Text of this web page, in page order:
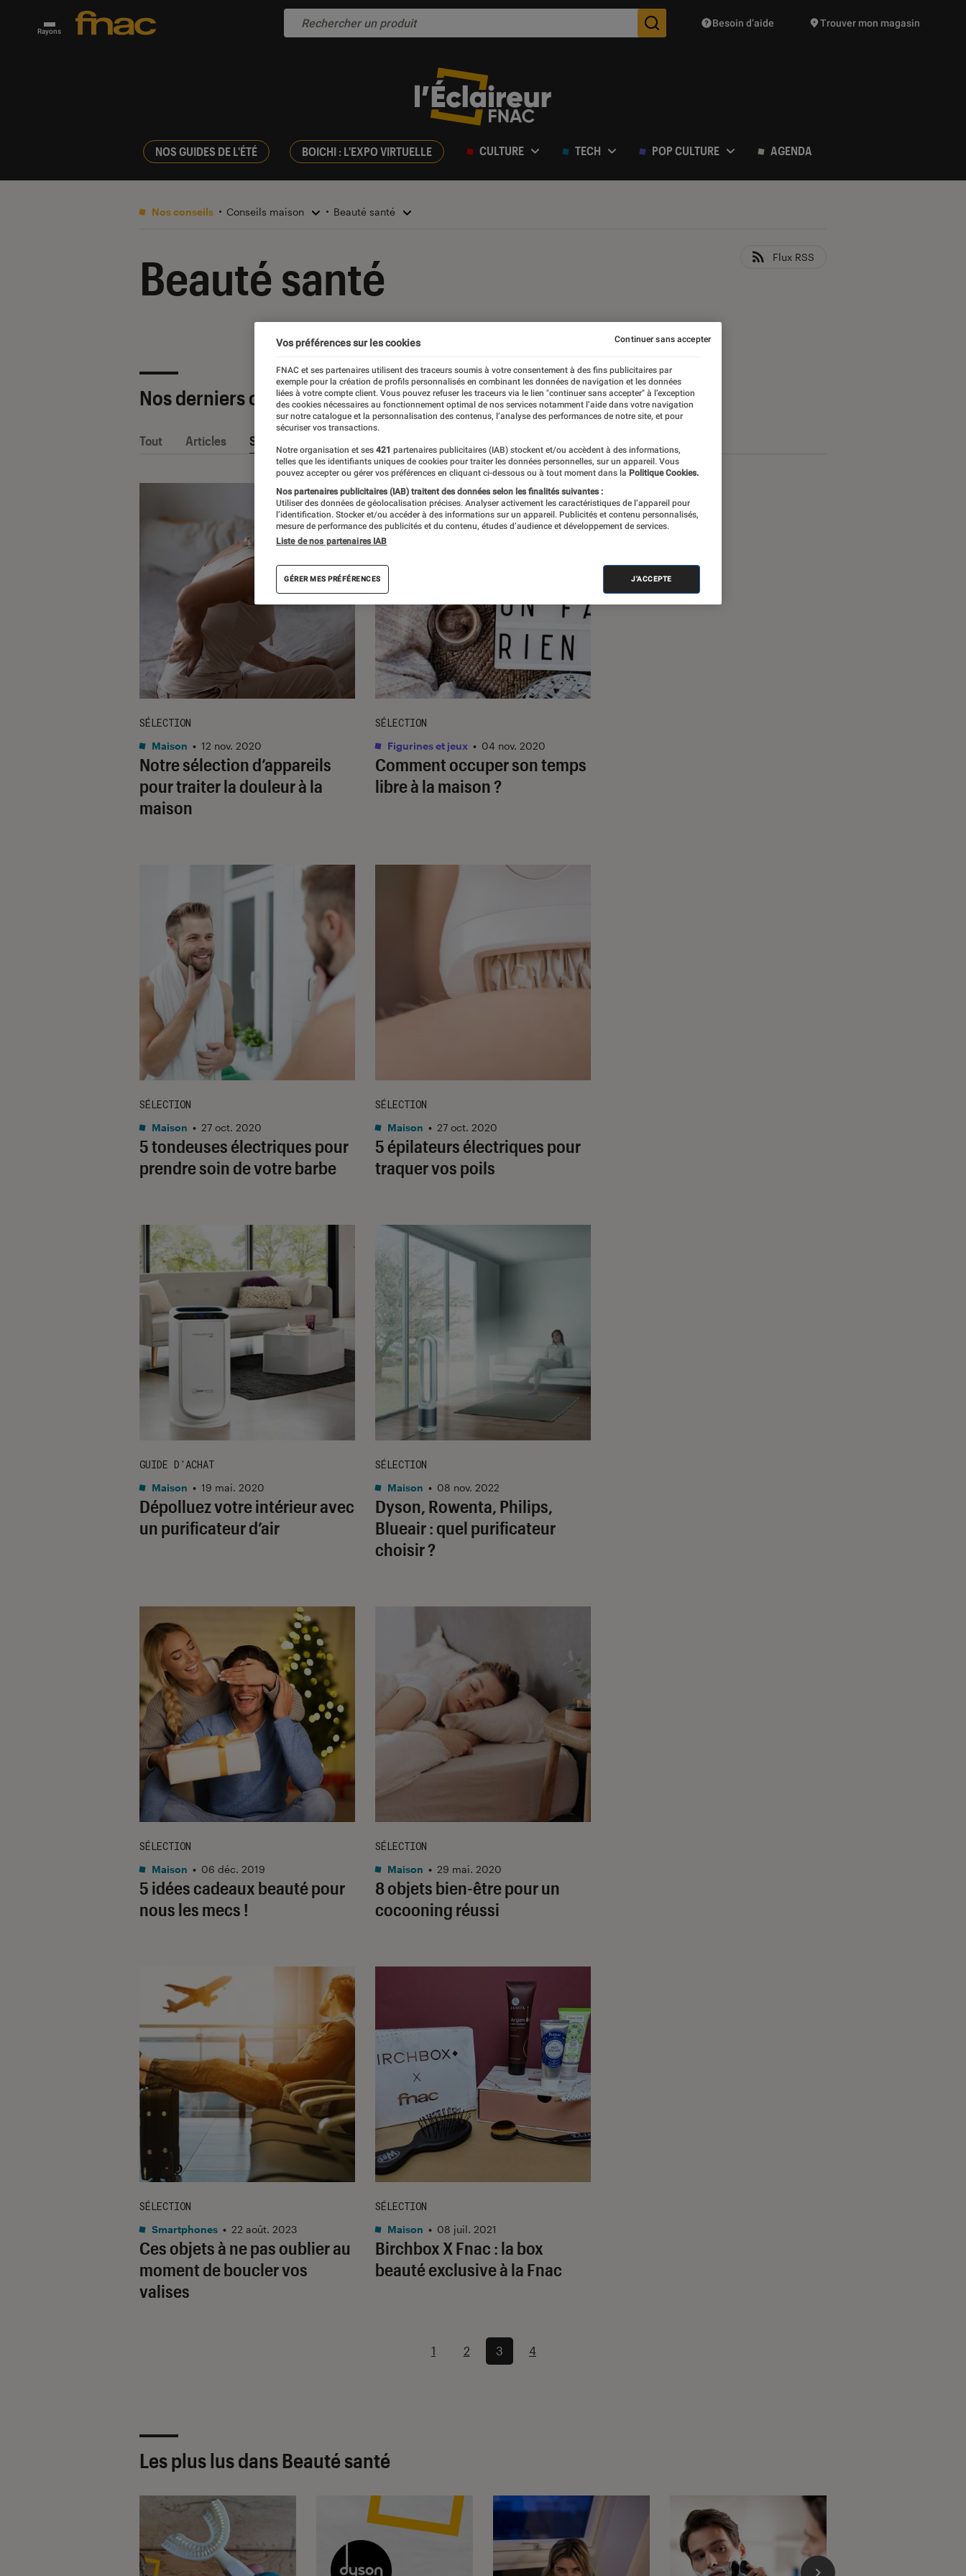
Rayons Des suggestions de produits vont vous être proposées
Besoin d’aide Trouver mon magasin
NOS GUIDES DE L'ÉTÉ BOICHI : L'EXPO VIRTUELLE CULTURE TECH POP CULTURE AGENDA
Nos conseils Conseils maison Beauté santé
Beauté santé Flux RSS
Nos derniers contenus
Tout Articles Sélections et guides
Notre sélection d’appareils
pour traiter la douleur à la
maison
SÉLECTION
Maison • 12 nov. 2020
Comment occuper son temps
libre à la maison ?
SÉLECTION
Figurines et jeux • 04 nov. 2020
5 tondeuses électriques pour
prendre soin de votre barbe
SÉLECTION
Maison • 27 oct. 2020
5 épilateurs électriques pour
traquer vos poils
SÉLECTION
Maison • 27 oct. 2020
Dépolluez votre intérieur avec
un purificateur d’air
GUIDE D'ACHAT
Maison • 19 mai. 2020
Dyson, Rowenta, Philips,
Blueair : quel purificateur
choisir ?
SÉLECTION
Maison • 08 nov. 2022
5 idées cadeaux beauté pour
nous les mecs !
SÉLECTION
Maison • 06 déc. 2019
8 objets bien-être pour un
cocooning réussi
SÉLECTION
Maison • 29 mai. 2020
Ces objets à ne pas oublier au
moment de boucler vos
valises
SÉLECTION
Smartphones • 22 août. 2023
Birchbox X Fnac : la box
beauté exclusive à la Fnac
SÉLECTION
Maison • 08 juil. 2021
1 2 3 4
Les plus lus dans Beauté santé
Vos préférences sur les cookies
FNAC et ses partenaires utilisent des traceurs soumis à votre consentement à des fins publicitaires par
exemple pour la création de profils personnalisés en combinant les données de navigation et les données
liées à votre compte client. Vous pouvez refuser les traceurs via le lien "continuer sans accepter" à l’exception
des cookies nécessaires au fonctionnement optimal de nos services notamment l’aide dans votre navigation
sur notre catalogue et la personnalisation des contenus, l’analyse des performances de notre site, et pour
sécuriser vos transactions.
Notre organisation et ses 421 partenaires publicitaires (IAB) stockent et/ou accèdent à des informations,
telles que les identifiants uniques de cookies pour traiter les données personnelles, sur un appareil. Vous
pouvez accepter ou gérer vos préférences en cliquant ci-dessous ou à tout moment dans la Politique Cookies.
Nos partenaires publicitaires (IAB) traitent des données selon les finalités suivantes :
Utiliser des données de géolocalisation précises. Analyser activement les caractéristiques de l’appareil pour
l’identification. Stocker et/ou accéder à des informations sur un appareil. Publicités et contenu personnalisés,
mesure de performance des publicités et du contenu, études d’audience et développement de services.
Liste de nos partenaires IAB
GÉRER MES PRÉFÉRENCES J'ACCEPTE
Continuer sans accepter